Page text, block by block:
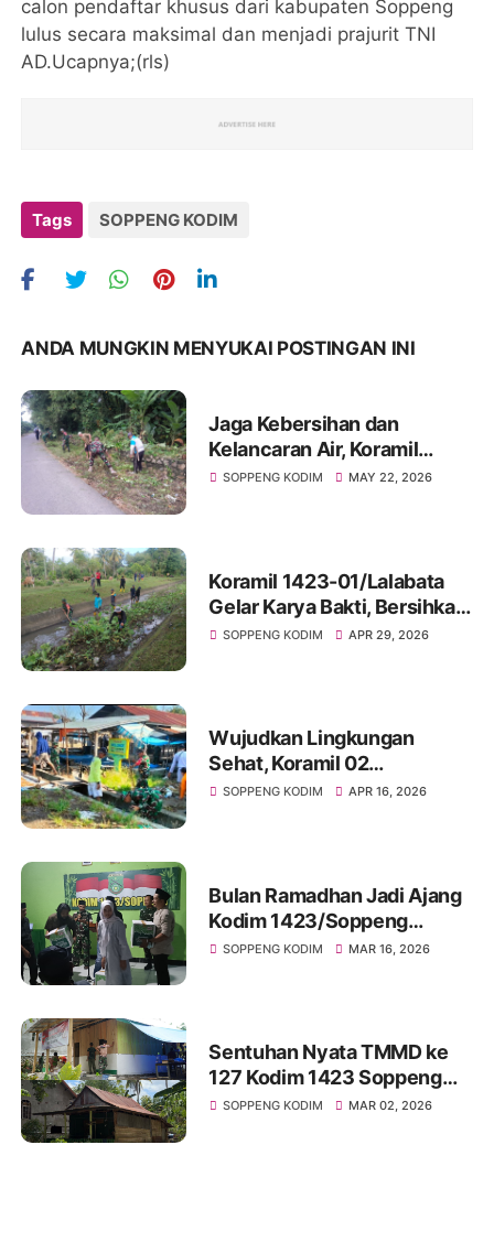
calon pendaftar khusus dari kabupaten Soppeng
lulus secara maksimal dan menjadi prajurit TNI
AD.Ucapnya;(rls)
Tags SOPPENG KODIM
ANDA MUNGKIN MENYUKAI POSTINGAN INI
Jaga Kebersihan dan
Kelancaran Air, Koramil
Marioriawa dan Warga
SOPPENG KODIM MAY 22, 2026
Koramil 1423-01/Lalabata
Gelar Karya Bakti, Bersihkan
Saluran Irigasi Di
SOPPENG KODIM APR 29, 2026
Wujudkan Lingkungan
Sehat, Koramil 02
Marioriawa Gelar Karya Bakti
SOPPENG KODIM APR 16, 2026
Bulan Ramadhan Jadi Ajang
Kodim 1423/Soppeng
Silaturahmi dengan Insan
SOPPENG KODIM MAR 16, 2026
Sentuhan Nyata TMMD ke
127 Kodim 1423 Soppeng
Wujudkan Impian Hunian
SOPPENG KODIM MAR 02, 2026